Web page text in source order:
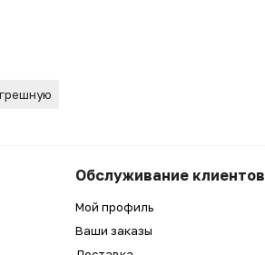
грешную
Обслуживание клиентов
Мой профиль
Ваши заказы